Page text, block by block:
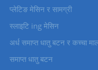
प्लेटिङ मेसिन र सामग्री
स्लाइटि ing मेसिन
अर्ध समाप्त धातु बटन र कच्चा
समाप्त धातु बटन